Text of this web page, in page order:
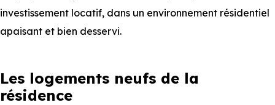
investissement locatif, dans un environnement résidentiel
apaisant et bien desservi.
Les logements neufs de la
résidence